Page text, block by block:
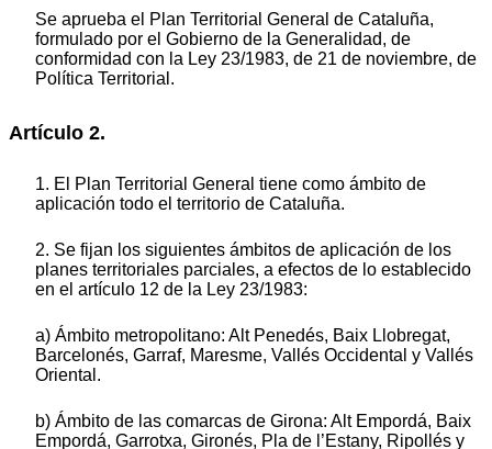
Se aprueba el Plan Territorial General de Cataluña,
formulado por el Gobierno de la Generalidad, de
conformidad con la Ley 23/1983, de 21 de noviembre, de
Política Territorial.
Artículo 2.
1. El Plan Territorial General tiene como ámbito de
aplicación todo el territorio de Cataluña.
2. Se fijan los siguientes ámbitos de aplicación de los
planes territoriales parciales, a efectos de lo establecido
en el artículo 12 de la Ley 23/1983:
a) Ámbito metropolitano: Alt Penedés, Baix Llobregat,
Barcelonés, Garraf, Maresme, Vallés Occidental y Vallés
Oriental.
b) Ámbito de las comarcas de Girona: Alt Empordá, Baix
Empordá, Garrotxa, Gironés, Pla de l’Estany, Ripollés y